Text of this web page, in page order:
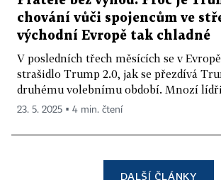
chování vůči spojencům ve
východní Evropě tak chladné
V posledních třech měsících se v
strašidlo Trump 2.0, jak se přezdívá
druhému volebnímu období. Mnozí
23. 5. 2025 ▪ 4 min. čtení
DALŠÍ ČLÁNKY